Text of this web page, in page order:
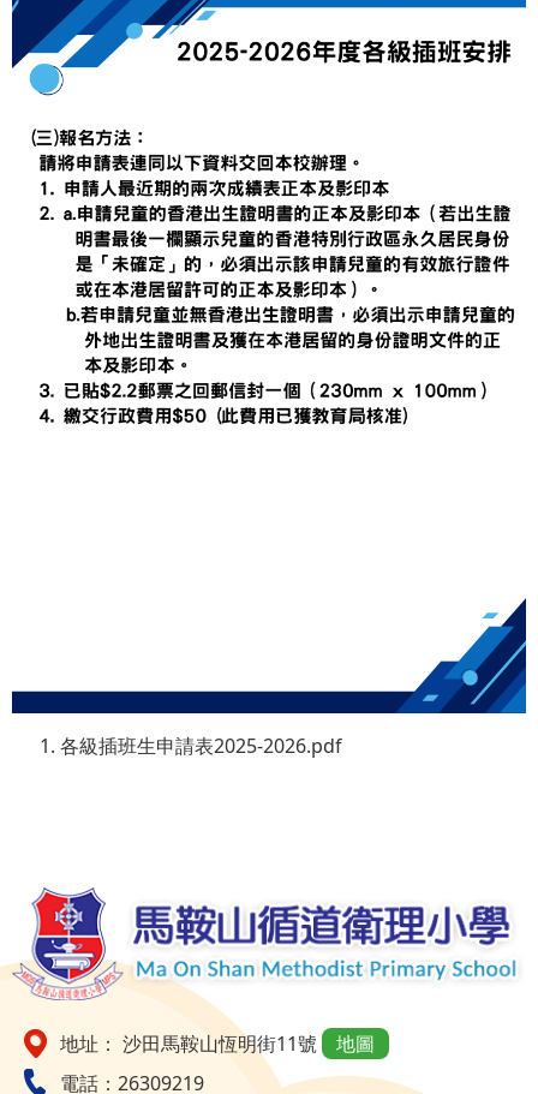
各級插班生申請表2025-2026.pdf
地址： 沙田馬鞍山恆明街11號
地圖
電話：26309219